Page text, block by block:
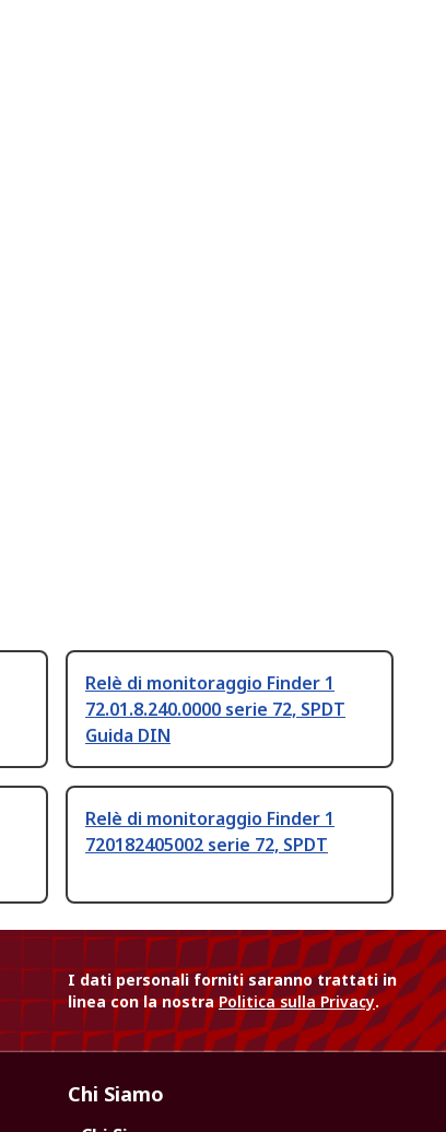
Relè di monitoraggio Finder 1
72.01.8.240.0000 serie 72, SPDT
Guida DIN
Relè di monitoraggio Finder 1
720182405002 serie 72, SPDT
I dati personali forniti saranno trattati in
linea con la nostraPolitica sulla Privacy.
Chi Siamo